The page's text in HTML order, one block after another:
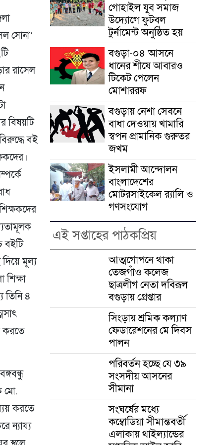
সোনা’
রাসেল
বিষয়টি
বই
বইটি
মূল্য
শিক্ষা
তিনি ৪
করতে
মো.
করতে
ন্যায্য
গোহাইল যুব সমাজ
উদ্যোগে ফুটবল
টুর্নামেন্ট অনুষ্ঠিত হয়
বগুড়া-০৪ আসনে
ধানের শীষে আবারও
টিকেট পেলেন
মোশাররফ
বগুড়ায় নেশা সেবনে
বাধা দেওয়ায় খামারি
স্বপন প্রামানিক গুরুতর
জখম
ইসলামী আন্দোলন
বাংলাদেশের
মোটরসাইকেল র‍্যালি ও
গণসংযোগ
এই সপ্তাহের পাঠকপ্রিয়
আত্মগোপনে থাকা
তেজগাঁও কলেজ
ছাত্রলীগ নেতা দবিরূল
বগুড়ায় গ্রেপ্তার
সিংড়ায় শ্রমিক কল্যাণ
ফেডারেশনের মে দিবস
পালন
পরিবর্তন হচ্ছে যে ৩৯
সংসদীয় আসনের
সীমানা
সংঘর্ষের মধ্যে
কম্বোডিয়া সীমান্তবর্তী
এলাকায় থাইল্যান্ডের